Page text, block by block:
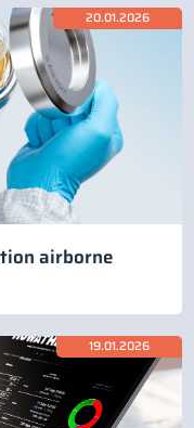
20.01.2026
airborne
19.01.2026